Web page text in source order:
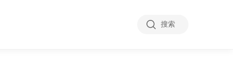
搜索